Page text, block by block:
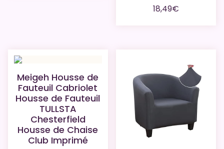
18,49€
Meigeh Housse de
Fauteuil Cabriolet
Housse de Fauteuil
TULLSTA
Chesterfield
Housse de Chaise
Club Imprimé